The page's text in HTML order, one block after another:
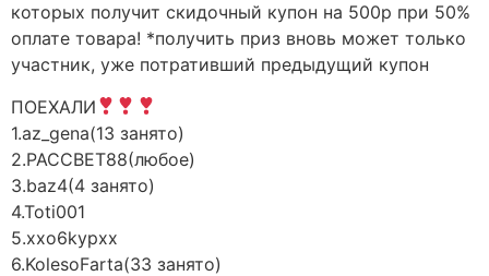
которых получит скидочный купон на 500р при 50%
оплате товара! *получить приз вновь может только
участник, уже потративший предыдущий купон
ПОЕХАЛИ
1.az_gena(13 занято)
2.PACCBET88(любое)
3.baz4(4 занято)
4.Toti001
5.xxo6kypxx
6.KolesoFarta(33 занято)